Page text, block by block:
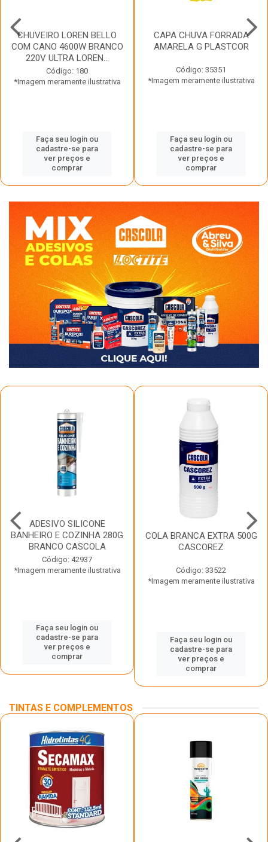
CHUVEIRO LOREN BELLO
COM CANO 4600W BRANCO
220V ULTRA LOREN...
Código: 180
*Imagem meramente ilustrativa
Faça seu login ou
cadastre-se para
ver preços e
comprar
CAPA CHUVA FORRADA
AMARELA G PLASTCOR
Código: 35351
*Imagem meramente ilustrativa
Faça seu login ou
cadastre-se para
ver preços e
comprar
ADESIVO SILICONE
BANHEIRO E COZINHA 280G
BRANCO CASCOLA
Código: 42937
*Imagem meramente ilustrativa
Faça seu login ou
cadastre-se para
ver preços e
comprar
COLA BRANCA EXTRA 500G
CASCOREZ
Código: 33522
*Imagem meramente ilustrativa
Faça seu login ou
cadastre-se para
ver preços e
comprar
TINTAS E COMPLEMENTOS